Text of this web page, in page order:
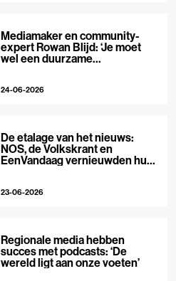
Mediamaker en community-
expert Rowan Blijd: ‘Je moet
wel een duurzame
24-06-2026
De etalage van het nieuws:
NOS, de Volkskrant en
EenVandaag vernieuwden hun
23-06-2026
Regionale media hebben
succes met podcasts: ‘De
wereld ligt aan onze voeten’